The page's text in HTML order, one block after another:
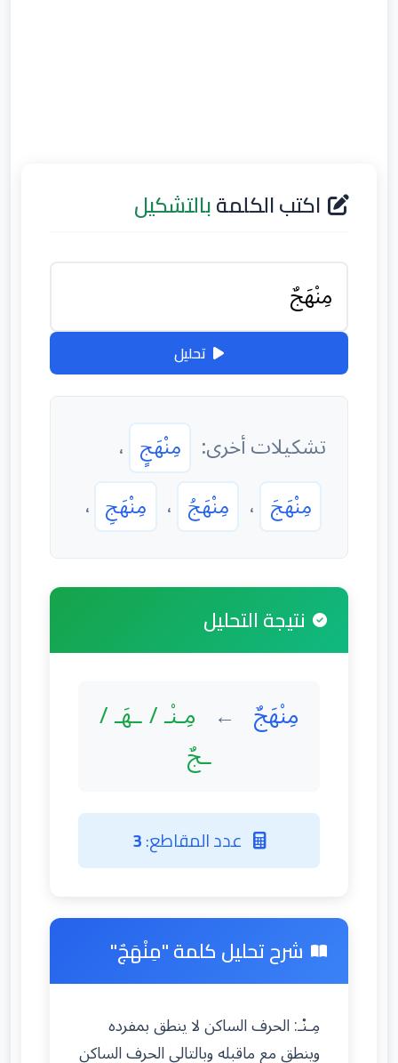
اكتب الكلمةبالتشكيل
تحليل
تشكيلات أخرى: مِنْهَجٍ ،
مِنْهَجَ ، مِنْهَجُ ، مِنْهَجِ ،
نتيجة التحليل
مِنْهَجٌ ← مِـنْـ / ـهَـ /
ـجٌ
عدد المقاطع:3
شرح تحليل كلمة "مِنْهَجٌ"
مِـنْـ: الحرف الساكن لا ينطق بمفرده
وينطق مع ماقبله وبالتالي الحرف الساكن